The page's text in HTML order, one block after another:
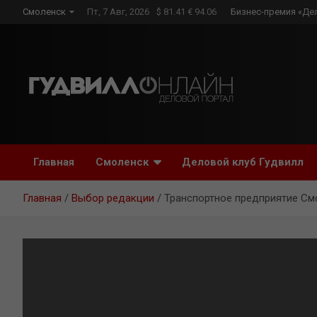
Смоленск Пт, 7 Авг, 2026 $ 81.41 € 94.06 Бизнес-премия
Главная Смоленск Деловой клуб Гудвилл
Главная Выбор редакции Транспортное предприятие